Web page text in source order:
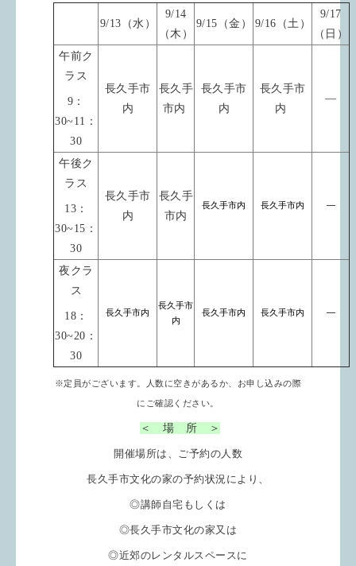
9/13（水）
9/14
（木）
9/15（金） 9/16（土）
9/17
（日）
午前ク
ラス
9：
30~11：
30
長久手市
内
長久手
市内
長久手市
内
長久手市
内
―
午後ク
ラス
13：
30~15：
30
長久手市
内
長久手
市内
長久手市内 長久手市内 ―
夜クラ
ス
18：
30~20：
30
長久手市内
長久手市
内
長久手市内 長久手市内 ―
※定員がございます。 人数に空きがあるか、お申し込みの際
にご確認ください。
＜ 場 所 ＞
開催場所は、ご予約の人数
長久手市文化の家の予約状況により、
◎講師自宅もしくは
◎長久手市文化の家又は
◎近郊のレンタルスペースに